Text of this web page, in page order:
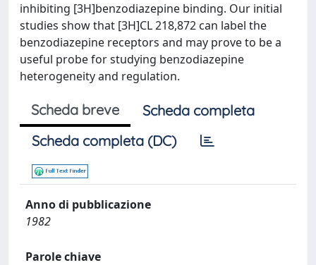
inhibiting [3H]benzodiazepine binding. Our initial
studies show that [3H]CL 218,872 can label the
benzodiazepine receptors and may prove to be a
useful probe for studying benzodiazepine
heterogeneity and regulation.
Scheda breve
Scheda completa
Scheda completa (DC)
Anno di pubblicazione
1982
Parole chiave